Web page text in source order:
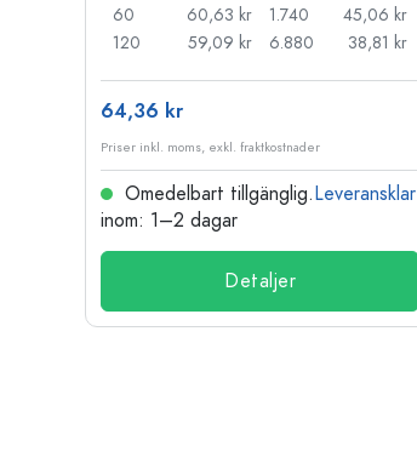
60
60,63 kr
120
59,09 kr
1.740
45,06 kr
6.880
38,81 kr
64,36 kr
Priser inkl. moms, exkl. fraktkostnader
Omedelbart tillgänglig.Leveransklar
inom: 1–2 dagar
Detaljer